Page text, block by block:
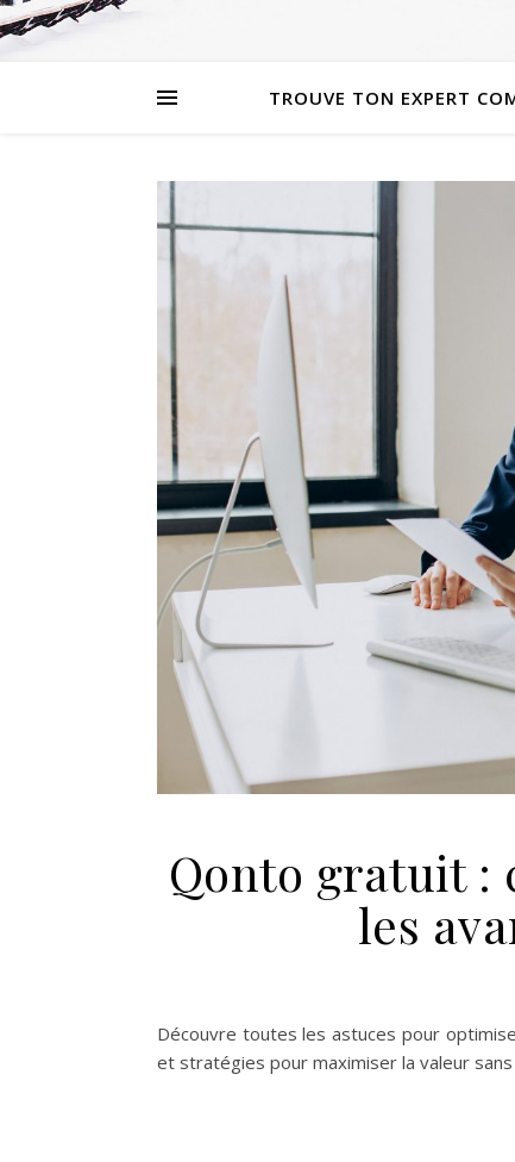
TROUVE TON EXPERT
Qonto gratuit :
les
Découvre toutes les astuces pour
et stratégies pour maximiser la valeur